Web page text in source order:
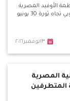
الأوفيد المصرية
الفرنسية، أن الموقف الأوروبي تجاه ثورة 30 يونيو
١٣نوفمبر٢٠١٦
المصرية
المتطرفين